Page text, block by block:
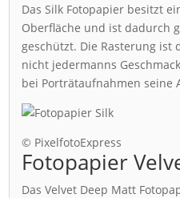
Das Silk Fotopapier besitzt
Oberfläche und ist dadurch
geschützt. Die Rasterung ist
nicht jedermanns
bei Porträtaufnahmen seine
© PixelfotoExpress
Fotopapier
Das Velvet Deep Matt